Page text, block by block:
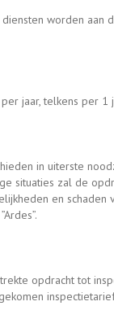
worden
jaar, telkens per 1
in uiterste
situaties zal de
en
opdracht tot